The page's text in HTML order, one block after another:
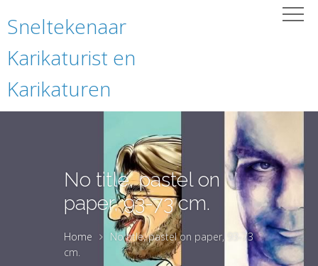
Sneltekenaar
Karikaturist en
Karikaturen
No title, pastel on
paper, 93-73 cm.
Home
No title, pastel on paper, 93-73
cm.